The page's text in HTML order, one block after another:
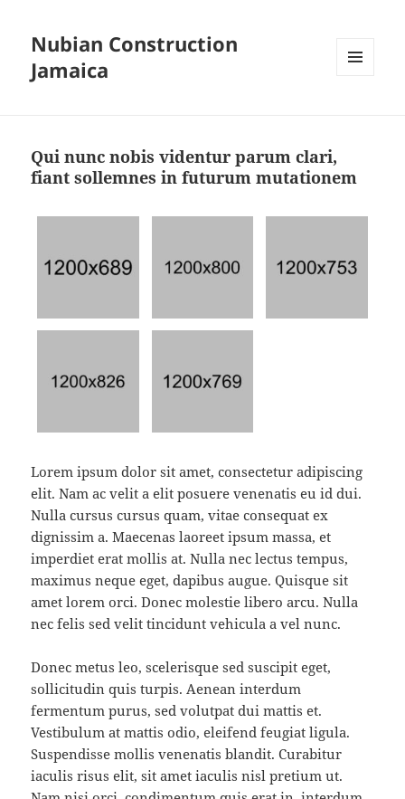
Nubian Construction
Jamaica
Qui nunc nobis videntur parum clari,
fiant sollemnes in futurum mutationem
Lorem ipsum dolor sit amet, consectetur adipiscing
elit. Nam ac velit a elit posuere venenatis eu id dui.
Nulla cursus cursus quam, vitae consequat ex
dignissim a. Maecenas laoreet ipsum massa, et
imperdiet erat mollis at. Nulla nec lectus tempus,
maximus neque eget, dapibus augue. Quisque sit
amet lorem orci. Donec molestie libero arcu. Nulla
nec felis sed velit tincidunt vehicula a vel nunc.
Donec metus leo, scelerisque sed suscipit eget,
sollicitudin quis turpis. Aenean interdum
fermentum purus, sed volutpat dui mattis et.
Vestibulum at mattis odio, eleifend feugiat ligula.
Suspendisse mollis venenatis blandit. Curabitur
iaculis risus elit, sit amet iaculis nisl pretium ut.